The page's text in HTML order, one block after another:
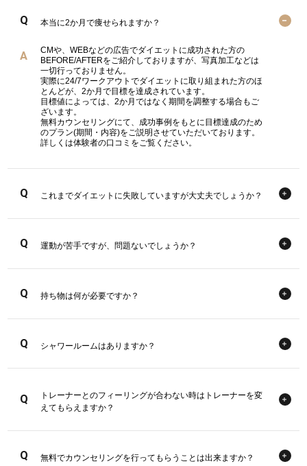
本当に2か月で痩せられますか？
CMや、WEBなどの広告でダイエットに成功された方の
BEFORE/AFTERをご紹介しておりますが、写真加工などは
一切行っておりません。
実際に24/7ワークアウトでダイエットに取り組まれた方のほ
とんどが、2か月で目標を達成されています。
目標値によっては、2か月ではなく期間を調整する場合もご
ざいます。
無料カウンセリングにて、成功事例をもとに目標達成のため
のプラン(期間・内容)をご説明させていただいております。
詳しくは体験者の口コミ をご覧ください。
これまでダイエットに失敗していますが大丈夫でしょうか？
運動が苦手ですが、問題ないでしょうか？
持ち物は何が必要ですか？
シャワールームはありますか？
トレーナーとのフィーリングが合わない時はトレーナーを変
えてもらえますか？
無料でカウンセリングを行ってもらうことは出来ますか？